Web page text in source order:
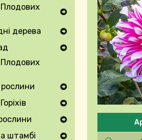
Navigation Menu
дерева
Navigation Menu
Navigation Menu
рослини
Navigation Menu
Navigation Menu
Navigation Menu
штамбі
Будь